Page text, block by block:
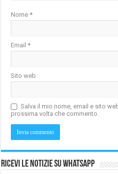
Nome*
Email*
Sito web
Salva il mio nome, email e sito
prossima volta che commento.
Ricevi le notizie su Whatsapp